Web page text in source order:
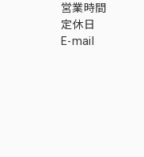
営業時間
定休日
E-mail